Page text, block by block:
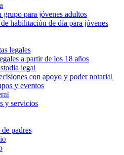
grupo para jóvenes adultos
habilitación de día para jóvenes
legales
a partir de los 18 años
legal
con apoyo y poder notarial
y eventos
y servicios
padres